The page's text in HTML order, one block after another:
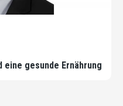
eine gesunde Ernährung